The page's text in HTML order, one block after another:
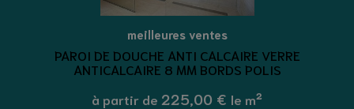
meilleures ventes
PAROI DE DOUCHE ANTI CALCAIRE VERRE
ANTICALCAIRE 8 MM BORDS POLIS
à partir de 225,00 € le m²